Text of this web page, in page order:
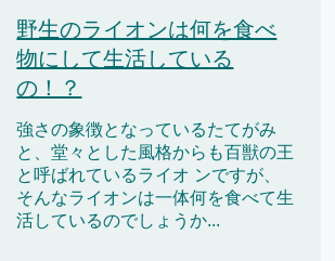
野生のライオンは何を食べ
物にして生活している
の！？
強さの象徴となっているたてがみ
と、堂々とした風格からも百獣の王
と呼ばれているライオ ンですが、
そんなライオンは一体何を食べて生
活しているのでしょうか...